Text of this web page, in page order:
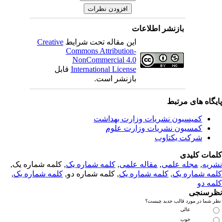
بازنشر اطلاعات
این مقاله تحت شرایطCreative
Commons Attribution-
NonCommercial 4.0
International Licenseقابل
بازنشر است.
های مرتبط
کمیسیون نشریات وزارت بهداشت
کمسیون نشریات وزارت علوم
شرکت یکتاوب
کلیدی
,مجله علمی, مقاله علمی, کلمه شماره یک, کلمه شماره یک,
شماره یک,کلمه شماره یک, کلمه شماره دو,کلمه شماره یک,
دو
شما در مورد قالب جدید چیست؟
عالی
خوب